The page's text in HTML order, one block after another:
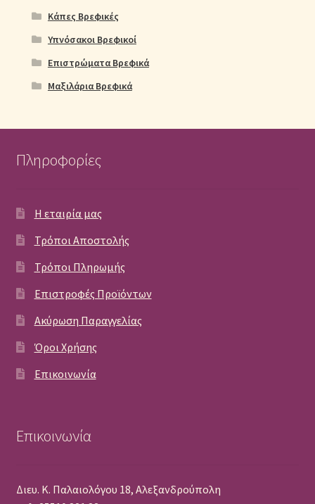
Κάπες Βρεφικές
Υπνόσακοι Βρεφικοί
Επιστρώματα Βρεφικά
Μαξιλάρια Βρεφικά
Πληροφορίες
Η εταιρία μας
Τρόποι Αποστολής
Τρόποι Πληρωμής
Επιστροφές Προϊόντων
Ακύρωση Παραγγελίας
Όροι Χρήσης
Επικοινωνία
Επικοινωνία
Διευ. Κ. Παλαιολόγου 18, Αλεξανδρούπολη